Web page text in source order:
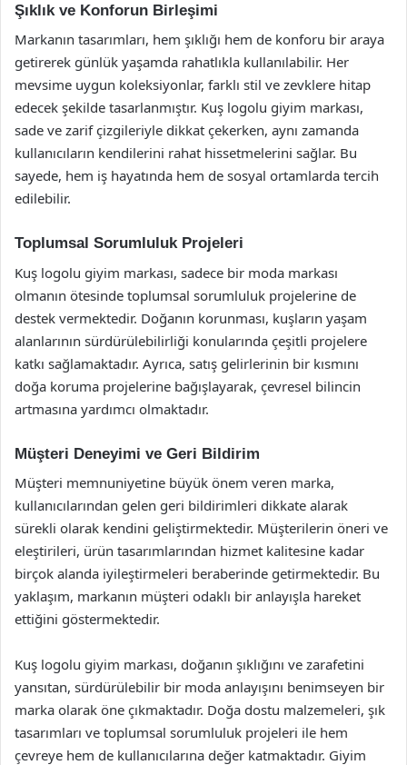
Şıklık ve Konforun Birleşimi
Markanın tasarımları, hem şıklığı hem de konforu bir araya
getirerek günlük yaşamda rahatlıkla kullanılabilir. Her
mevsime uygun koleksiyonlar, farklı stil ve zevklere hitap
edecek şekilde tasarlanmıştır. Kuş logolu giyim markası,
sade ve zarif çizgileriyle dikkat çekerken, aynı zamanda
kullanıcıların kendilerini rahat hissetmelerini sağlar. Bu
sayede, hem iş hayatında hem de sosyal ortamlarda tercih
edilebilir.
Toplumsal Sorumluluk Projeleri
Kuş logolu giyim markası, sadece bir moda markası
olmanın ötesinde toplumsal sorumluluk projelerine de
destek vermektedir. Doğanın korunması, kuşların yaşam
alanlarının sürdürülebilirliği konularında çeşitli projelere
katkı sağlamaktadır. Ayrıca, satış gelirlerinin bir kısmını
doğa koruma projelerine bağışlayarak, çevresel bilincin
artmasına yardımcı olmaktadır.
Müşteri Deneyimi ve Geri Bildirim
Müşteri memnuniyetine büyük önem veren marka,
kullanıcılarından gelen geri bildirimleri dikkate alarak
sürekli olarak kendini geliştirmektedir. Müşterilerin öneri ve
eleştirileri, ürün tasarımlarından hizmet kalitesine kadar
birçok alanda iyileştirmeleri beraberinde getirmektedir. Bu
yaklaşım, markanın müşteri odaklı bir anlayışla hareket
ettiğini göstermektedir.
Kuş logolu giyim markası, doğanın şıklığını ve zarafetini
yansıtan, sürdürülebilir bir moda anlayışını benimseyen bir
marka olarak öne çıkmaktadır. Doğa dostu malzemeleri, şık
tasarımları ve toplumsal sorumluluk projeleri ile hem
çevreye hem de kullanıcılarına değer katmaktadır. Giyim